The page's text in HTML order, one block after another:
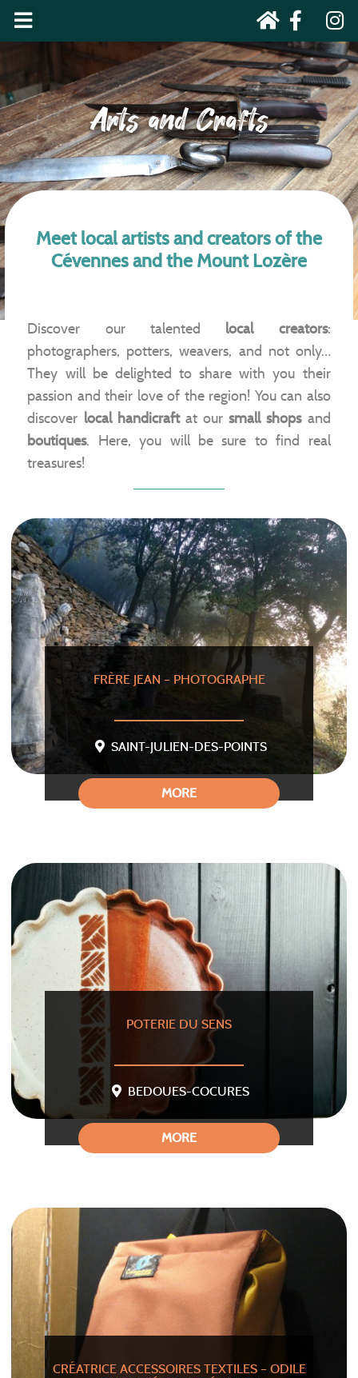
Arts and Crafts
Meet local artists and creators of the
Cévennes and the Mount Lozère
Discover our talented local creators:
photographers, potters, weavers, and not only…
They will be delighted to share with you their
passion and their love of the region! You can also
discover local handicraftat oursmall shopsand
boutiques. Here, you will be sure to find real
treasures!
FRÈRE JEAN – PHOTOGRAPHE
SAINT-JULIEN-DES-POINTS
MORE
POTERIE DU SENS
BEDOUES-COCURES
MORE
CRÉATRICE ACCESSOIRES TEXTILES – ODILE